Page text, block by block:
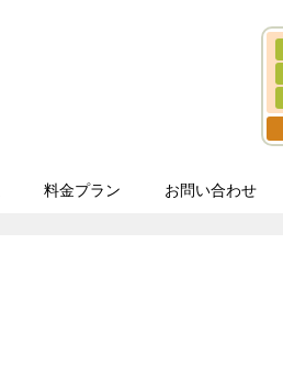
料金プラン お問い合わせ